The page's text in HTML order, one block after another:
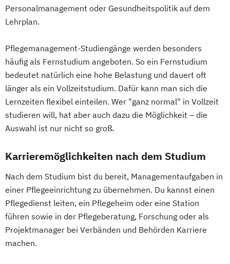
Ernährungswissenschaften
Beratung und Personalentwicklung
Eventmanagement Facility Management
Finance
Accounting und Taxation (DE/EN)
Finanzmanagement
Finanzmanagement für Bankkaufleute
Fintech
Fitnessökonomie
Gerontologie
Gesundheits- und Pflegepädagogik
Gesundheitsmanagement
Gesundheitspsychologie
Gesundheitspädagogik
Gesundheitsökonomie Growth Hacking
Growth Hacking (DE/EN)
Personalmanagement oder Gesundheitspolitik auf dem
Lehrplan.
Pflegemanagement-Studiengänge werden besonders
häufig als Fernstudium angeboten. So ein Fernstudium
bedeutet natürlich eine hohe Belastung und dauert oft
länger als ein Vollzeitstudium. Dafür kann man sich die
Lernzeiten flexibel einteilen. Wer "ganz normal" in Vollzeit
studieren will, hat aber auch dazu die Möglichkeit – die
Auswahl ist nur nicht so groß.
Karrieremöglichkeiten nach dem Studium
Nach dem Studium bist du bereit, Managementaufgaben in
einer Pflegeeinrichtung zu übernehmen. Du kannst einen
Pflegedienst leiten, ein Pflegeheim oder eine Station
führen sowie in der Pflegeberatung, Forschung oder als
Projektmanager bei Verbänden und Behörden Karriere
machen.